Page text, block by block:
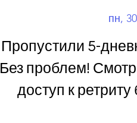
пн,
Пропустили 5-
Без проблем!
доступ к